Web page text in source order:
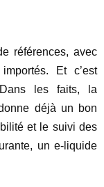
références, avec
Et c’est
les faits, la
déjà un bon
et le suivi des
un e-liquide